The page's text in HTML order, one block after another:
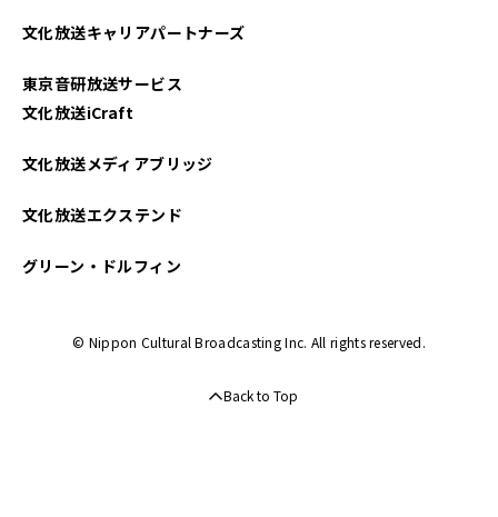
文化放送キャリアパートナーズ
東京音研放送サービス
文化放送iCraft
文化放送メディアブリッジ
文化放送エクステンド
グリーン・ドルフィン
© Nippon Cultural Broadcasting Inc. All rights reserved.
Back to Top